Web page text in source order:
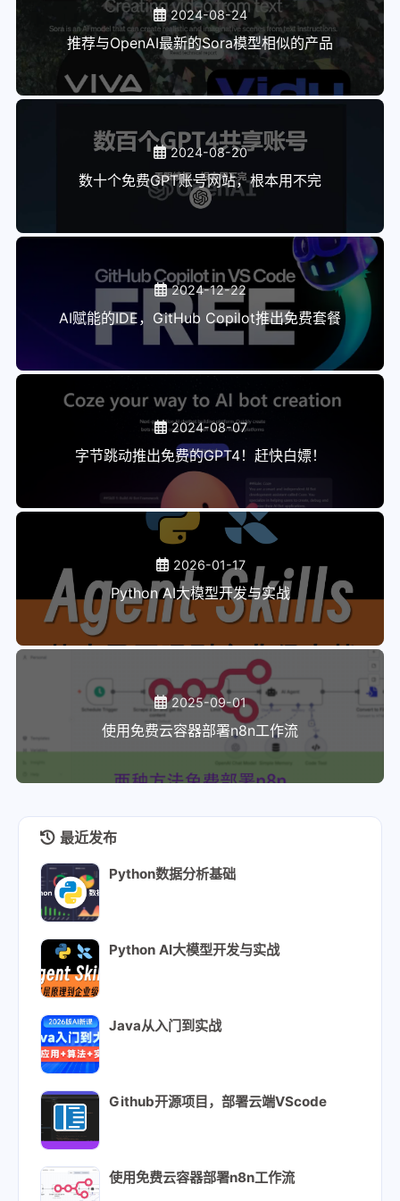
2024-08-24
推荐与OpenAI最新的Sora模型相似的产品
2024-08-20
数十个免费GPT账号网站，根本用不完
2024-12-22
AI赋能的IDE，GitHub Copilot推出免费套餐
2024-08-07
字节跳动推出免费的GPT4！赶快白嫖！
2026-01-17
Python AI大模型开发与实战
2025-09-01
使用免费云容器部署n8n工作流
最近发布
Python数据分析基础
Python AI大模型开发与实战
Java从入门到实战
Github开源项目，部署云端VScode
使用免费云容器部署n8n工作流